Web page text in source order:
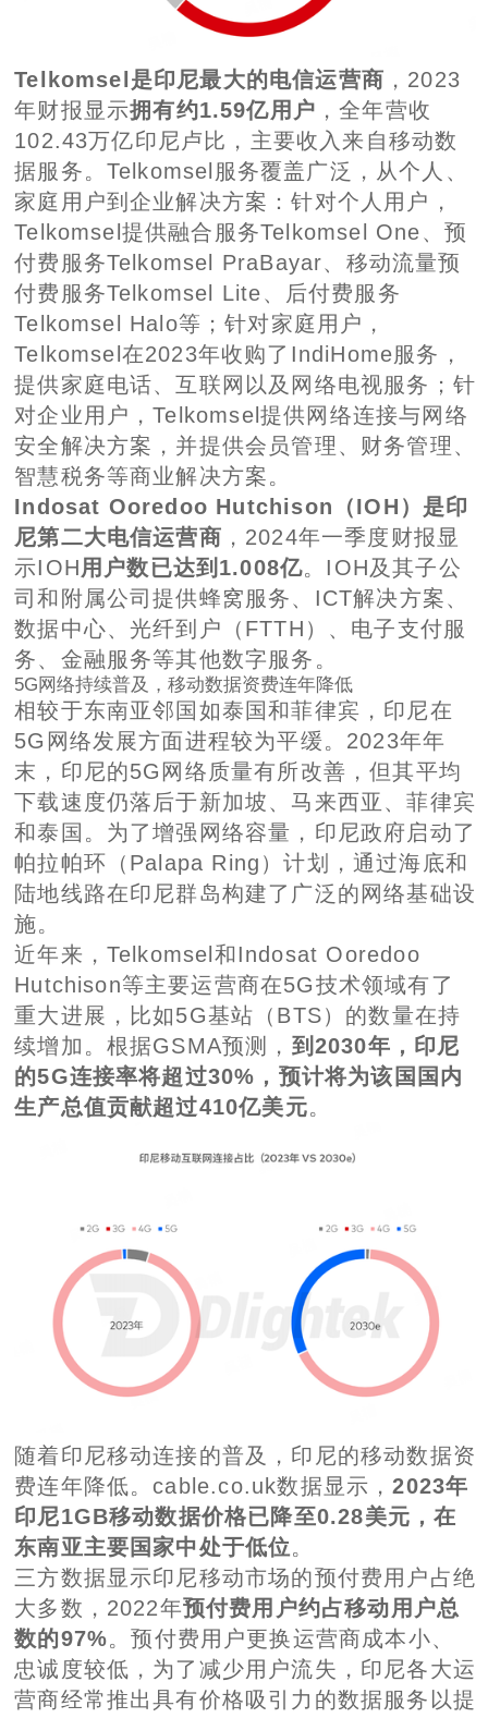
Telkomsel是印尼最大的电信运营商 ，2023
年财报显示拥有约1.59亿用户 ，全年营收
102.43万亿印尼卢比，主要收入来自移动数
据服务。Telkomsel服务覆盖广泛，从个人、
家庭用户到企业解决方案：针对个人用户，
Telkomsel提供融合服务Telkomsel One、预
付费服务Telkomsel PraBayar、移动流量预
付费服务Telkomsel Lite、后付费服务
Telkomsel Halo等；针对家庭用户，
Telkomsel在2023年收购了IndiHome服务，
提供家庭电话、互联网以及网络电视服务；针
对企业用户，Telkomsel提供网络连接与网络
安全解决方案，并提供会员管理、财务管理、
智慧税务等商业解决方案。
Indosat Ooredoo Hutchison（IOH）是印
尼第二大电信运营商 ，2024年一季度财报显
示IOH用户数已达到1.008亿。IOH及其子公
司和附属公司提供蜂窝服务、ICT解决方案、
数据中心、光纤到户（FTTH）、电子支付服
务、金融服务等其他数字服务。
5G网络持续普及，移动数据资费连年降低
相较于东南亚邻国如泰国和菲律宾，印尼在
5G网络发展方面进程较为平缓。2023年年
末，印尼的5G网络质量有所改善，但其平均
下载速度仍落后于新加坡、马来西亚、菲律宾
和泰国。为了增强网络容量，印尼政府启动了
帕拉帕环（Palapa Ring）计划，通过海底和
陆地线路在印尼群岛构建了广泛的网络基础设
施。
近年来，Telkomsel和Indosat Ooredoo
Hutchison等主要运营商在5G技术领域有了
重大进展，比如5G基站（BTS）的数量在持
续增加。根据GSMA预测， 到2030年，印尼
的5G连接率将超过30%，预计将为该国国内
生产总值贡献超过410亿美元。
随着印尼移动连接的普及，印尼的移动数据资
费连年降低。cable.co.uk数据显示，2023年
印尼1GB移动数据价格已降至0.28美元，在
东南亚主要国家中处于低位。
三方数据显示印尼移动市场的预付费用户占绝
大多数，2022年预付费用户约占移动用户总
数的97%。预付费用户更换运营商成本小、
忠诚度较低，为了减少用户流失，印尼各大运
营商经常推出具有价格吸引力的数据服务以提